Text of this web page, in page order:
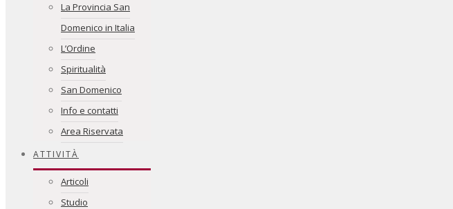
La Provincia San
Domenico in Italia
L’Ordine
Spiritualità
San Domenico
Info e contatti
Area Riservata
ATTIVITÀ
Articoli
Studio